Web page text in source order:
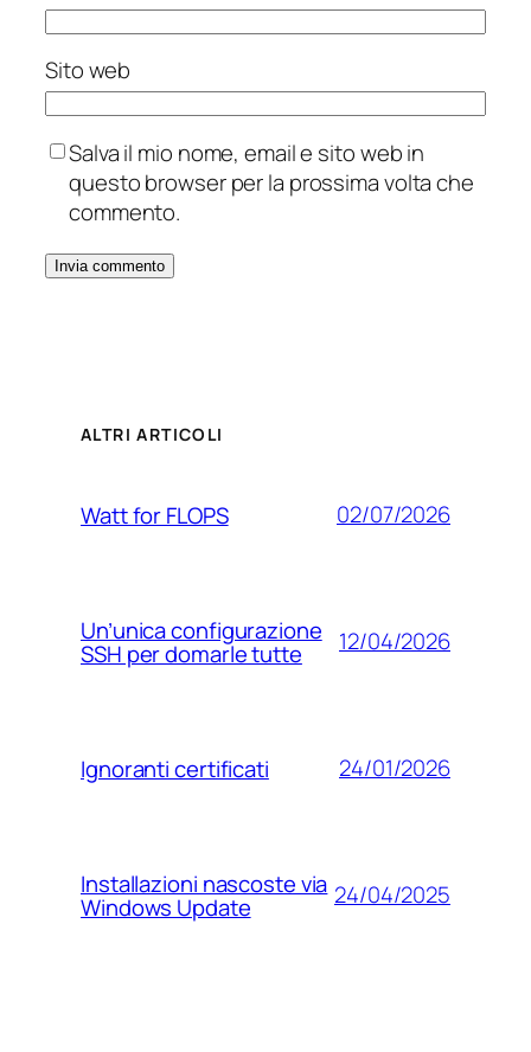
Sito web
Salva il mio nome, email e sito web in
questo browser per la prossima volta che
commento.
ALTRI ARTICOLI
Watt for FLOPS 02/07/2026
Un’unica configurazione
SSH per domarle tutte 12/04/2026
Ignoranti certificati 24/01/2026
Installazioni nascoste via
Windows Update 24/04/2025